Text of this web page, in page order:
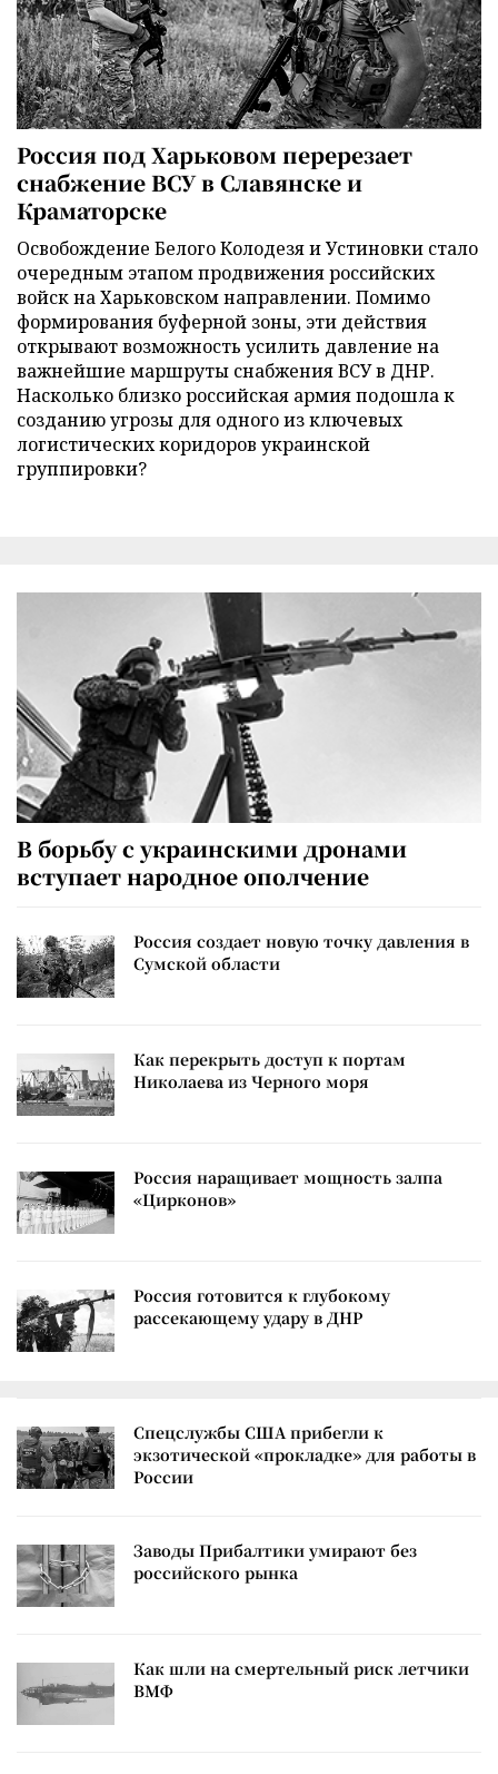
Россия под Харьковом перерезает
снабжение ВСУ в Славянске и
Краматорске
Освобождение Белого Колодезя и Устиновки стало
очередным этапом продвижения российских
войск на Харьковском направлении. Помимо
формирования буферной зоны, эти действия
открывают возможность усилить давление на
важнейшие маршруты снабжения ВСУ в ДНР.
Насколько близко российская армия подошла к
созданию угрозы для одного из ключевых
логистических коридоров украинской
группировки?
В борьбу с украинскими дронами
вступает народное ополчение
Россия создает новую точку давления в
Сумской области
Как перекрыть доступ к портам
Николаева из Черного моря
Россия наращивает мощность залпа
«Цирконов»
Россия готовится к глубокому
рассекающему удару в ДНР
Спецслужбы США прибегли к
экзотической «прокладке» для работы в
России
Заводы Прибалтики умирают без
российского рынка
Как шли на смертельный риск летчики
ВМФ